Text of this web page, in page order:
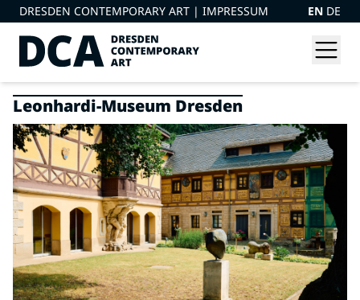
DRESDEN CONTEMPORARY ART | IMPRESSUM EN DE
Leonhardi-Museum Dresden